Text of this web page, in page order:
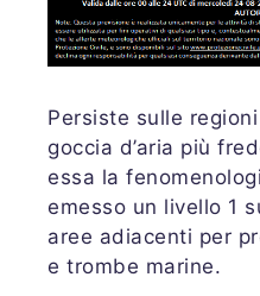
Persiste sulle
goccia d’aria più
essa la
emesso un livello 1
aree adiacenti per
e trombe marine.